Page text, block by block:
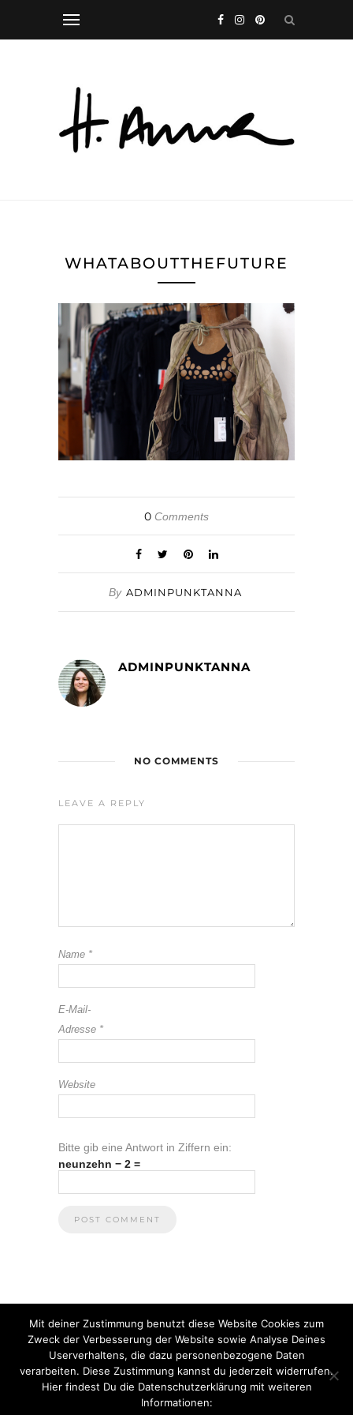
WHATABOUTTHEFUTURE
0 Comments
By ADMINPUNKTANNA
ADMINPUNKTANNA
NO COMMENTS
LEAVE A REPLY
Name *
E-Mail-
Adresse *
Website
Bitte gib eine Antwort in Ziffern ein:
neunzehn − 2 =
Mit deiner Zustimmung benutzt diese Website Cookies zum
Zweck der Verbesserung der Website sowie Analyse Deines
Userverhaltens, die dazu personenbezogene Daten
verarbeiten. Diese Zustimmung kannst du jederzeit widerrufen.
Hier findest Du die Datenschutzerklärung mit weiteren
Informationen: